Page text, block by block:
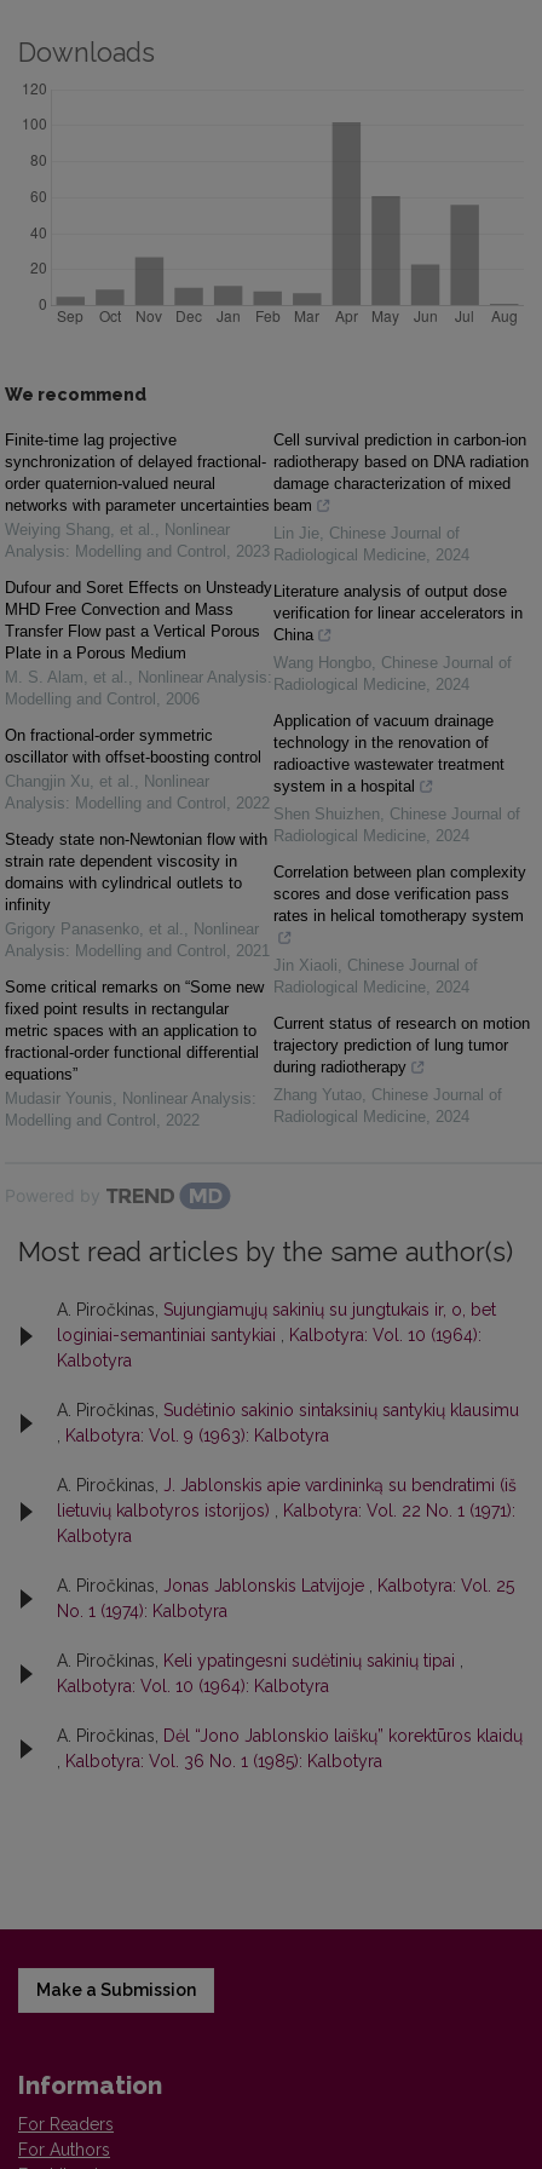
Downloads
We recommend
Finite-time lag projective
synchronization of delayed fractional-
order quaternion-valued neural
networks with parameter uncertainties
Weiying Shang, et al. , Nonlinear
Analysis: Modelling and Control , 2023
Dufour and Soret Effects on Unsteady
MHD Free Convection and Mass
Transfer Flow past a Vertical Porous
Plate in a Porous Medium
M. S. Alam, et al. , Nonlinear Analysis:
Modelling and Control , 2006
On fractional-order symmetric
oscillator with offset-boosting control
Changjin Xu, et al. , Nonlinear
Analysis: Modelling and Control , 2022
Steady state non-Newtonian flow with
strain rate dependent viscosity in
domains with cylindrical outlets to
infinity
Grigory Panasenko, et al. , Nonlinear
Analysis: Modelling and Control , 2021
Some critical remarks on “Some new
fixed point results in rectangular
metric spaces with an application to
fractional-order functional differential
equations”
Mudasir Younis, Nonlinear Analysis:
Modelling and Control , 2022
Cell survival prediction in carbon-ion
radiotherapy based on DNA radiation
damage characterization of mixed
beam
Lin Jie, Chinese Journal of
Radiological Medicine, 2024
Literature analysis of output dose
verification for linear accelerators in
China
Wang Hongbo, Chinese Journal of
Radiological Medicine, 2024
Application of vacuum drainage
technology in the renovation of
radioactive wastewater treatment
system in a hospital
Shen Shuizhen, Chinese Journal of
Radiological Medicine, 2024
Correlation between plan complexity
scores and dose verification pass
rates in helical tomotherapy system
Jin Xiaoli, Chinese Journal of
Radiological Medicine, 2024
Current status of research on motion
trajectory prediction of lung tumor
during radiotherapy
Zhang Yutao, Chinese Journal of
Radiological Medicine, 2024
Powered by
Most read articles by the same author(s)
A. Piročkinas, Sujungiamųjų sakinių su jungtukais ir, o, bet
loginiai-semantiniai santykiai
Kalbotyra: Vol. 10 (1964):
Kalbotyra
A. Piročkinas, Sudėtinio sakinio sintaksinių santykių klausimu
Kalbotyra: Vol. 9 (1963): Kalbotyra
A. Piročkinas,
J. Jablonskis apie vardininką su bendratimi (iš
lietuvių kalbotyros istorijos)
Kalbotyra: Vol. 22 No. 1 (1971):
Kalbotyra
A. Piročkinas, Jonas Jablonskis Latvijoje
Kalbotyra: Vol. 25
No. 1 (1974): Kalbotyra
A. Piročkinas, Keli ypatingesni sudėtinių sakinių tipai
Kalbotyra: Vol. 10 (1964): Kalbotyra
A. Piročkinas,
Dėl “Jono Jablonskio laiškų” korektūros klaidų
Kalbotyra: Vol. 36 No. 1 (1985): Kalbotyra
Make a Submission
Information
For Readers
For Authors